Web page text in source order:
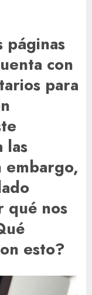
páginas
con
para
las
embargo,
qué nos
esto?